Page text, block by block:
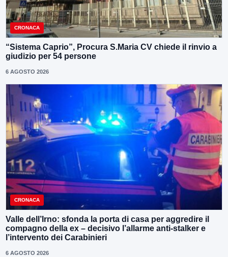
CRONACA
“Sistema Caprio”, Procura S.Maria CV chiede il rinvio a
giudizio per 54 persone
6 AGOSTO 2026
CRONACA
Valle dell’Irno: sfonda la porta di casa per aggredire il
compagno della ex – decisivo l’allarme anti-stalker e
l’intervento dei Carabinieri
6 AGOSTO 2026